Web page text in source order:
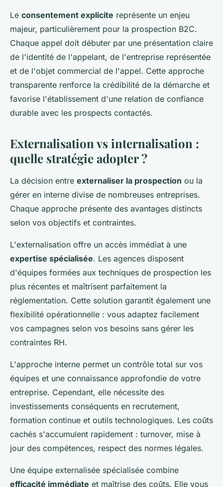
Le consentement explicite représente un enjeu
majeur, particulièrement pour la prospection B2C.
Chaque appel doit débuter par une présentation claire
de l'identité de l'appelant, de l'entreprise représentée
et de l'objet commercial de l'appel. Cette approche
transparente renforce la crédibilité de la démarche et
favorise l'établissement d'une relation de confiance
durable avec les prospects contactés.
Externalisation vs internalisation :
quelle stratégie adopter ?
La décision entre externaliser la prospection ou la
gérer en interne divise de nombreuses entreprises.
Chaque approche présente des avantages distincts
selon vos objectifs et contraintes.
L'externalisation offre un accès immédiat à une
expertise spécialisée. Les agences disposent
d'équipes formées aux techniques de prospection les
plus récentes et maîtrisent parfaitement la
réglementation. Cette solution garantit également une
flexibilité opérationnelle : vous adaptez facilement
vos campagnes selon vos besoins sans gérer les
contraintes RH.
L'approche interne permet un contrôle total sur vos
équipes et une connaissance approfondie de votre
entreprise. Cependant, elle nécessite des
investissements conséquents en recrutement,
formation continue et outils technologiques. Les coûts
cachés s'accumulent rapidement : turnover, mise à
jour des compétences, respect des normes légales.
Une équipe externalisée spécialisée combine
efficacité immédiate et maîtrise des coûts. Elle vous